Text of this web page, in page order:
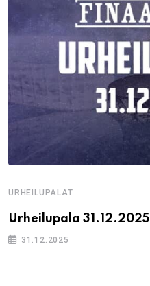
URHEILUPALAT
Urheilupala 31.12.2025
31.12.2025